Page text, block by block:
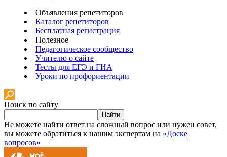
Объявления репетиторов
Каталог репетиторов
Бесплатная регистрация
Полезное
Педагогическое сообщество
Учителю о сайте
Тесты для ЕГЭ и ГИА
Уроки по профориентации
Поиск по сайту
Найти
Не можете найти ответ на сложный вопрос или нужен совет,
вы можете обратиться к нашим экспертам на «Доске
вопросов»